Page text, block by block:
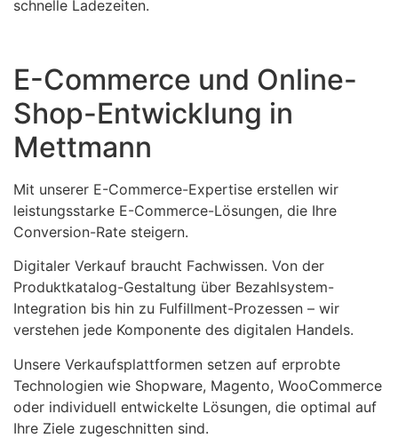
schnelle Ladezeiten.
E-Commerce und Online-
Shop-Entwicklung in
Mettmann
Mit unserer E-Commerce-Expertise erstellen wir
leistungsstarke E-Commerce-Lösungen, die Ihre
Conversion-Rate steigern.
Digitaler Verkauf braucht Fachwissen. Von der
Produktkatalog-Gestaltung über Bezahlsystem-
Integration bis hin zu Fulfillment-Prozessen – wir
verstehen jede Komponente des digitalen Handels.
Unsere Verkaufsplattformen setzen auf erprobte
Technologien wie Shopware, Magento, WooCommerce
oder individuell entwickelte Lösungen, die optimal auf
Ihre Ziele zugeschnitten sind.